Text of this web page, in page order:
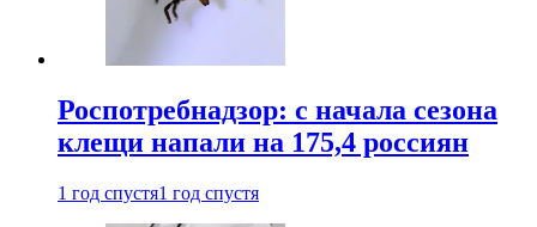
Роспотребнадзор: с начала сезона
клещи напали на 175,4 россиян
1 год спустя1 год спустя